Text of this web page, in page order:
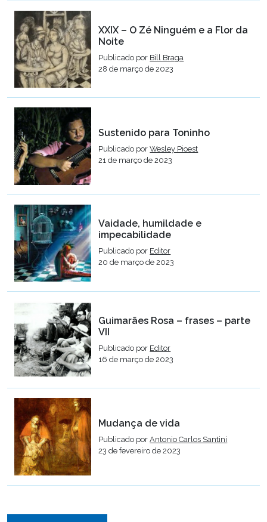
XXIX – O Zé Ninguém e a Flor da
Noite
Publicado por Bill Braga
28 de março de 2023
Sustenido para Toninho
Publicado porWesley Pioest
21 de março de 2023
Vaidade, humildade e
impecabilidade
Publicado por Editor
20 de março de 2023
Guimarães Rosa – frases – parte
VII
Publicado por Editor
16 de março de 2023
Mudança de vida
Publicado porAntonio Carlos Santini
23 de fevereiro de 2023